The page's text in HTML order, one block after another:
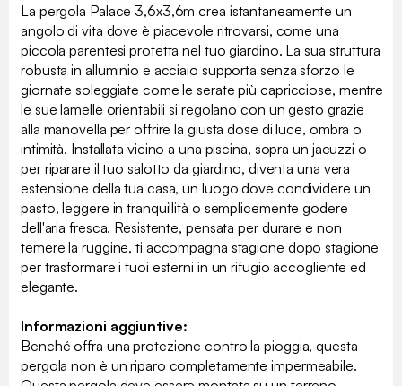
La pergola Palace 3,6x3,6m crea istantaneamente un
angolo di vita dove è piacevole ritrovarsi, come una
piccola parentesi protetta nel tuo giardino. La sua struttura
robusta in alluminio e acciaio supporta senza sforzo le
giornate soleggiate come le serate più capricciose, mentre
le sue lamelle orientabili si regolano con un gesto grazie
alla manovella per offrire la giusta dose di luce, ombra o
intimità. Installata vicino a una piscina, sopra un jacuzzi o
per riparare il tuo salotto da giardino, diventa una vera
estensione della tua casa, un luogo dove condividere un
pasto, leggere in tranquillità o semplicemente godere
dell'aria fresca. Resistente, pensata per durare e non
temere la ruggine, ti accompagna stagione dopo stagione
per trasformare i tuoi esterni in un rifugio accogliente ed
elegante.
Informazioni aggiuntive:
Benché offra una protezione contro la pioggia, questa
pergola non è un riparo completamente impermeabile.